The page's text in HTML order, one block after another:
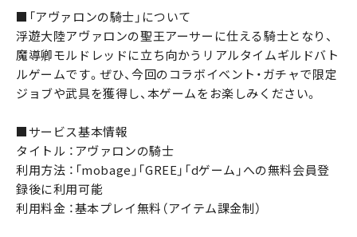
■「アヴァロンの騎士」について
浮遊大陸アヴァロンの聖王アーサーに仕える騎士となり、
魔導卿モルドレッドに立ち向かうリアルタイムギルドバト
ルゲームです。ぜひ、今回のコラボイベント・ガチャで限定
ジョブや武具を獲得し、本ゲームをお楽しみください。
■サービス基本情報
タイトル ：アヴァロンの騎士
利用方法 ：「mobage」「GREE」「dゲーム」への無料会員登
録後に利用可能
利用料金 ：基本プレイ無料（アイテム課金制）